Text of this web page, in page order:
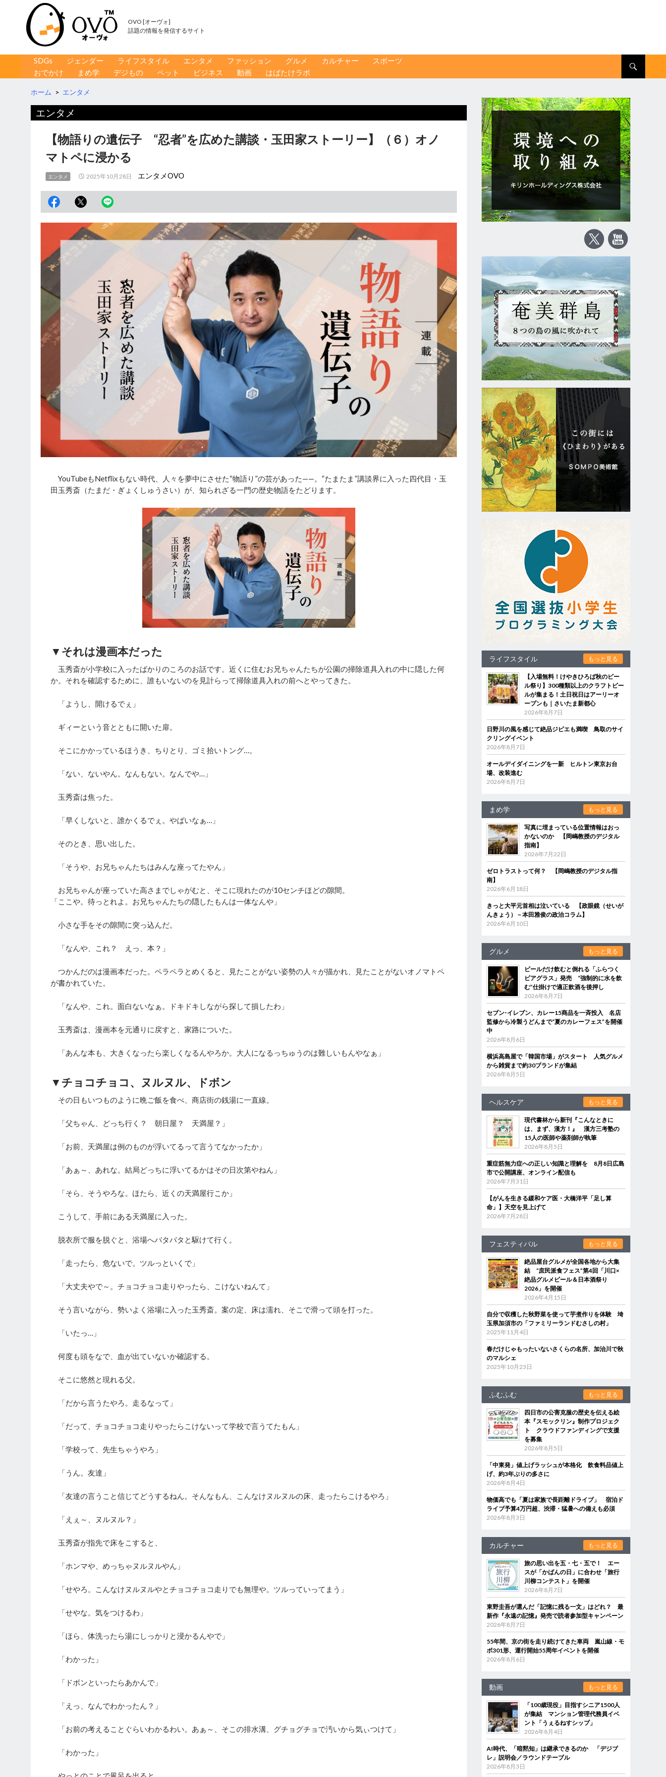
OVO [オーヴォ]
話題の情報を発信するサイト
コンテンツへ移動
SDGs ジェンダー ライフスタイル エンタメ ファッション グルメ カルチャー
スポーツ
おでかけ
まめ学 デジもの ペット ビジネス 動画 はばたけラボ
ホーム > エンタメ
エンタメ
【物語りの遺伝子 “忍者”を広めた講談・玉田家ストーリー】（６）オノ
マトペに浸かる
エンタメ 2025年10月28日 エンタメOVO
YouTubeもNetflixもない時代、人々を夢中にさせた“物語り”の芸があった——。“たまたま”講談界に入った四代目・玉
田玉秀斎（たまだ・ぎょくしゅうさい）が、知られざる一門の歴史物語をたどります。
▼それは漫画本だった
玉秀斎が小学校に入ったばかりのころのお話です。近くに住むお兄ちゃんたちが公園の掃除道具入れの中に隠した何
か。それを確認するために、誰もいないのを見計らって掃除道具入れの前へとやってきた。
「ようし、開けるでぇ」
ギィーという音とともに開いた扉。
そこにかかっているほうき、ちりとり、ゴミ拾いトング…。
「ない、ないやん。なんもない。なんでや…」
玉秀斎は焦った。
「早くしないと、誰かくるでぇ。やばいなぁ…」
そのとき、思い出した。
「そうや、お兄ちゃんたちはみんな座ってたやん」
お兄ちゃんが座っていた高さまでしゃがむと、そこに現れたのが10センチほどの隙間。
「ここや。待っとれよ。お兄ちゃんたちの隠したもんは一体なんや」
小さな手をその隙間に突っ込んだ。
「なんや、これ？ えっ、本？」
つかんだのは漫画本だった。ペラペラとめくると、見たことがない姿勢の人々が描かれ、見たことがないオノマトペ
が書かれていた。
「なんや、これ。面白ないなぁ。ドキドキしながら探して損したわ」
玉秀斎は、漫画本を元通りに戻すと、家路についた。
「あんな本も、大きくなったら楽しくなるんやろか。大人になるっちゅうのは難しいもんやなぁ」
▼チョコチョコ、ヌルヌル、ドボン
その日もいつものように晩ご飯を食べ、商店街の銭湯に一直線。
「父ちゃん、どっち行く？ 朝日屋？ 天満屋？」
「お前、天満屋は例のものが浮いてるって言うてなかったか」
「あぁ～、あれな。結局どっちに浮いてるかはその日次第やねん」
「そら、そうやろな。ほたら、近くの天満屋行こか」
こうして、手前にある天満屋に入った。
脱衣所で服を脱ぐと、浴場へバタバタと駆けて行く。
「走ったら、危ないで。ツルっといくで」
「大丈夫やで～。チョコチョコ走りやったら、こけないねんて」
そう言いながら、勢いよく浴場に入った玉秀斎。案の定、床は濡れ、そこで滑って頭を打った。
「いたっ…」
何度も頭をなで、血が出ていないか確認する。
そこに悠然と現れる父。
「だから言うたやろ。走るなって」
「だって、チョコチョコ走りやったらこけないって学校で言うてたもん」
「学校って、先生ちゃうやろ」
「うん。友達」
「友達の言うこと信じてどうするねん。そんなもん、こんなけヌルヌルの床、走ったらこけるやろ」
「えぇ～、ヌルヌル？」
玉秀斎が指先で床をこすると、
「ホンマや、めっちゃヌルヌルやん」
「せやろ。こんなけヌルヌルやとチョコチョコ走りでも無理や。ツルっていってまう」
「せやな。気をつけるわ」
「ほら、体洗ったら湯にしっかりと浸かるんやで」
「わかった」
「ドボンといったらあかんで」
「えっ、なんでわかったん？」
「お前の考えることぐらいわかるわい。あぁ～、そこの排水溝、グチョグチョで汚いから気ぃつけて」
「わかった」
ライフスタイル もっと見る
【入場無料！けやきひろば秋のビー
ル祭り】300種類以上のクラフトビー
ルが集まる！土日祝日はアーリーオ
ープンも｜さいたま新都心
2026年8月7日
日野川の風を感じて絶品ジビエも満喫 鳥取のサイ
クリングイベント
2026年8月7日
オールデイダイニングを一新 ヒルトン東京お台
場、改装進む
2026年8月7日
まめ学 もっと見る
写真に埋まっている位置情報はおっ
かないのか 【岡嶋教授のデジタル
指南】
2026年7月22日
ゼロトラストって何？ 【岡嶋教授のデジタル指
南】
2026年6月18日
きっと大平元首相は泣いている 【政眼鏡（せいが
んきょう）－本田雅俊の政治コラム】
2026年6月10日
グルメ もっと見る
ビールだけ飲むと倒れる「ふらつく
ビアグラス」発売 “強制的に水を飲
む”仕掛けで適正飲酒を後押し
2026年8月7日
セブン‐イレブン、カレー15商品を一斉投入 名店
監修から冷製うどんまで“夏のカレーフェス”を開催
中
2026年8月6日
横浜高島屋で「韓国市場」がスタート 人気グルメ
から雑貨まで約30ブランドが集結
2026年8月5日
ヘルスケア もっと見る
現代書林から新刊『こんなときに
は、まず、漢方！』 漢方三考塾の
15人の医師や薬剤師が執筆
2026年8月5日
重症筋無力症への正しい知識と理解を 8月8日広島
市で公開講座、オンライン配信も
2026年7月31日
【がんを生きる緩和ケア医・大橋洋平「足し算
命」】天空を見上げて
2026年7月28日
フェスティバル もっと見る
絶品屋台グルメが全国各地から大集
結 “庶民派食フェス”第4回「川口×
絶品グルメビール＆日本酒祭り
2026」を開催
2026年4月15日
自分で収穫した秋野菜を使って芋煮作りを体験 埼
玉県加須市の「ファミリーランドむさしの村」
2025年11月4日
春だけじゃもったいないさくらの名所、加治川で秋
のマルシェ
2025年10月23日
ふむふむ もっと見る
四日市の公害克服の歴史を伝える絵
本『スモックリン』制作プロジェク
ト クラウドファンディングで支援
を募集
2026年8月5日
「中東発」値上げラッシュが本格化 飲食料品値上
げ、約3年ぶりの多さに
2026年8月4日
物価高でも「夏は家族で長距離ドライブ」 宿泊ド
ライブ予算4万円超、渋滞・猛暑への備えも必須
2026年8月3日
カルチャー もっと見る
旅の思い出を五・七・五で！ エー
スが「かばんの日」に合わせ「旅行
川柳コンテスト」を開催
2026年8月7日
東野圭吾が選んだ「記憶に残る一文」はどれ？ 最
新作『永遠の記憶』発売で読者参加型キャンペーン
2026年8月7日
55年間、京の街を走り続けてきた車両 嵐山線・モ
ボ301形、運行開始55周年イベントを開催
2026年8月6日
動画 もっと見る
「100歳現役」目指すシニア1500人
が集結 マンション管理代務員イベ
ント「うぇるねすシップ」
2026年8月4日
AI時代、「暗黙知」は継承できるのか 「デジブ
レ」説明会／ラウンドテーブル
2026年8月3日